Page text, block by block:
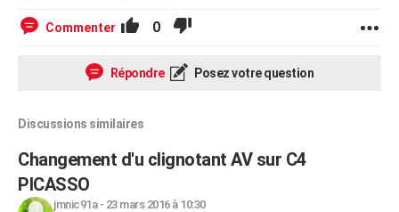
Commenter 0
Répondre Posez votre question
Discussions similaires
Changement d'u clignotant AV sur C4
PICASSO
jmnic91a- 23 mars 2016 à 10:30